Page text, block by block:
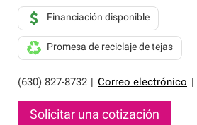
(630) 827-8732 Correo electrónico
Financiación disponible
Promesa de reciclaje de tejas
Solicitar una cotización